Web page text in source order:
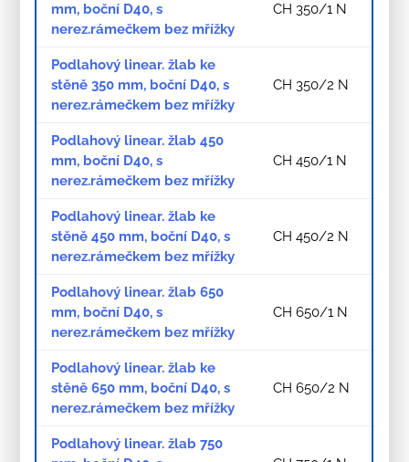
mm, boční D40, s
nerez.rámečkem bez mřížky
CH 350/1 N
Podlahový linear. žlab ke
stěně 350 mm, boční D40, s
nerez.rámečkem bez mřížky
CH 350/2 N
Podlahový linear. žlab 450
mm, boční D40, s
nerez.rámečkem bez mřížky
CH 450/1 N
Podlahový linear. žlab ke
stěně 450 mm, boční D40, s
nerez.rámečkem bez mřížky
CH 450/2 N
Podlahový linear. žlab 650
mm, boční D40, s
nerez.rámečkem bez mřížky
CH 650/1 N
Podlahový linear. žlab ke
stěně 650 mm, boční D40, s
nerez.rámečkem bez mřížky
CH 650/2 N
Podlahový linear. žlab 750